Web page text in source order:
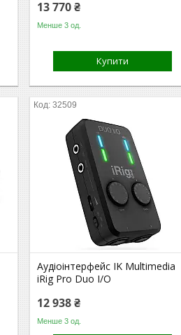
13 770 ₴
Менше 3 од.
Купити
32509
Аудіоінтерфейс IK Multimedia
iRig Pro Duo I/O
12 938 ₴
Менше 3 од.